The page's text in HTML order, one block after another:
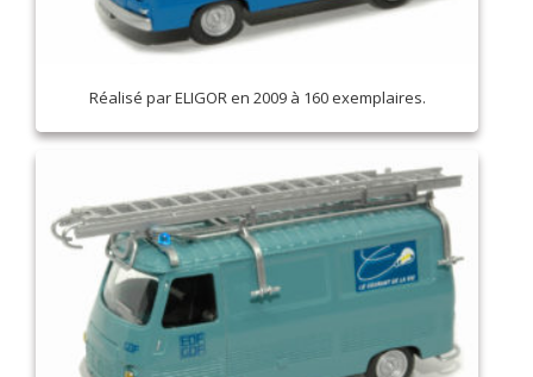
Réalisé par ELIGOR en 2009 à 160 exemplaires.